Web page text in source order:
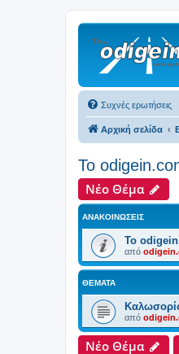
Συχνές ερωτήσεις
Αρχική σελίδα
Το
Νέο Θέμα
ΑΝΑΚΟΙΝΏΣΕΙΣ
Το
από
ΘΈΜΑΤΑ
από
Νέο Θέμα